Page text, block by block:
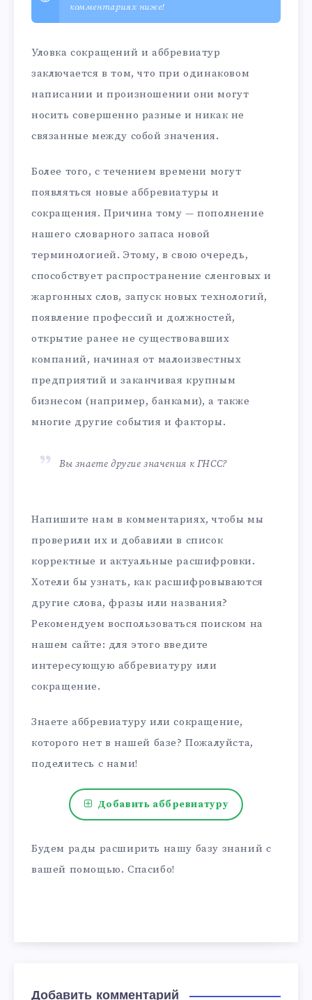
комментариях ниже!
Уловка сокращений и аббревиатур
заключается в том, что при одинаковом
написании и произношении они могут
носить совершенно разные и никак не
связанные между собой значения.
Более того, с течением времени могут
появляться новые аббревиатуры и
сокращения. Причина тому — пополнение
нашего словарного запаса новой
терминологией. Этому, в свою очередь,
способствует распространение сленговых и
жаргонных слов, запуск новых технологий,
появление профессий и должностей,
открытие ранее не существовавших
компаний, начиная от малоизвестных
предприятий и заканчивая крупным
бизнесом (например, банками), а также
многие другие события и факторы.
Вы знаете другие значения к ГНСС?
Напишите нам в комментариях, чтобы мы
проверили их и добавили в список
корректные и актуальные расшифровки.
Хотели бы узнать, как расшифровываются
другие слова, фразы или названия?
Рекомендуем воспользоваться поиском на
нашем сайте: для этого введите
интересующую аббревиатуру или
сокращение.
Знаете аббревиатуру или сокращение,
которого нет в нашей базе? Пожалуйста,
поделитесь с нами!
Добавить аббревиатуру
Будем рады расширить нашу базу знаний с
вашей помощью. Спасибо!
Добавить комментарий